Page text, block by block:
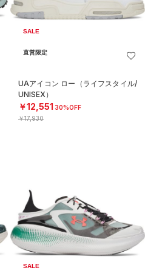
SALE
直営限定
UAアイコン ロー（ライフスタイル/
UNISEX）
￥12,551 30%OFF
￥17,930
SALE